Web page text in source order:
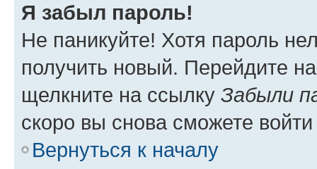
Я забыл пароль!
Не паникуйте! Хотя пароль
получить новый. Перейдите
щелкните на ссылку Забыли
скоро вы снова сможете
Вернуться к началу